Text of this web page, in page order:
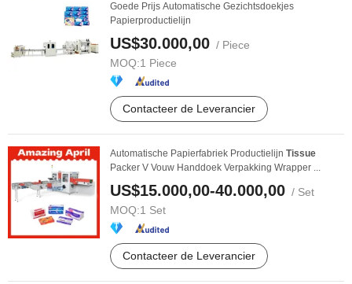
Goede Prijs Automatische Gezichtsdoekjes
Papierproductielijn
US$30.000,00 / Piece
MOQ:1 Piece
Contacteer de Leverancier
Automatische Papierfabriek Productielijn Tissue
Packer V Vouw Handdoek Verpakking Wrapper ...
US$15.000,00-40.000,00 / Set
MOQ:1 Set
Contacteer de Leverancier